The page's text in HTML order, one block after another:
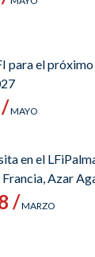
para el
MAYO
en el
Francia, Azar
/MARZO